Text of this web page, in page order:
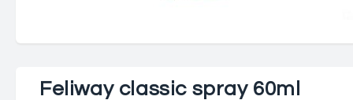
Feliway classic spray 60ml